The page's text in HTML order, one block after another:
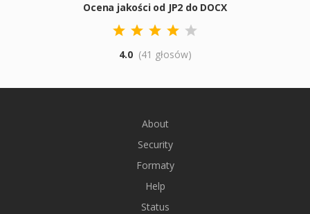
Ocena jakości od JP2 do DOCX
4.0 (41 głosów)
About
Security
Formaty
Help
Status